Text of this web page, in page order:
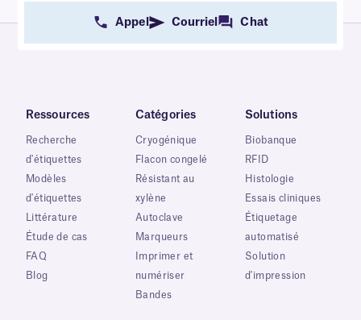
Appel Courriel Chat
Ressources
Recherche
d'étiquettes
Modèles
d'étiquettes
Littérature
Étude de cas
FAQ
Blog
Catégories
Cryogénique
Flacon congelé
Résistant au
xylène
Autoclave
Marqueurs
Imprimer et
numériser
Bandes
Solutions
Biobanque
RFID
Histologie
Essais cliniques
Étiquetage
automatisé
Solution
d'impression